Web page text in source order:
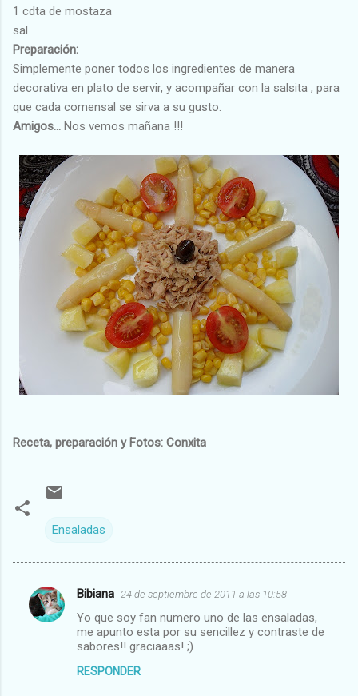
1 cdta de mostaza
sal
Preparación:
Simplemente poner todos los ingredientes de manera
decorativa en plato de servir, y acompañar con la salsita , para
que cada comensal se sirva a su gusto.
Amigos... Nos vemos mañana !!!
Receta, preparación y Fotos: Conxita
Ensaladas
C
o
Bibiana 24 de septiembre de 2011 a las 10:58
Yo que soy fan numero uno de las ensaladas,
me apunto esta por su sencillez y contraste de
sabores!! graciaaas! ;)
RESPONDER